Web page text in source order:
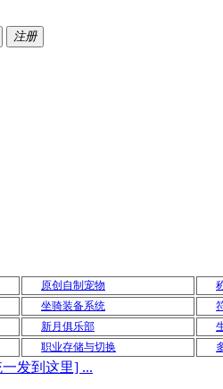
注册
原创自制宠物
坐骑装备系统
新月俱乐部
职业存储与切换
发到这里] ...